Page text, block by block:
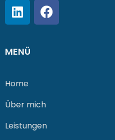
MENÜ
Home
Über mich
Leistungen